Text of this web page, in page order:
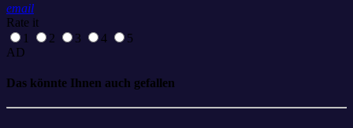
email
Rate it
1
2 3 4
5
AD
Das könnte Ihnen auch gefallen